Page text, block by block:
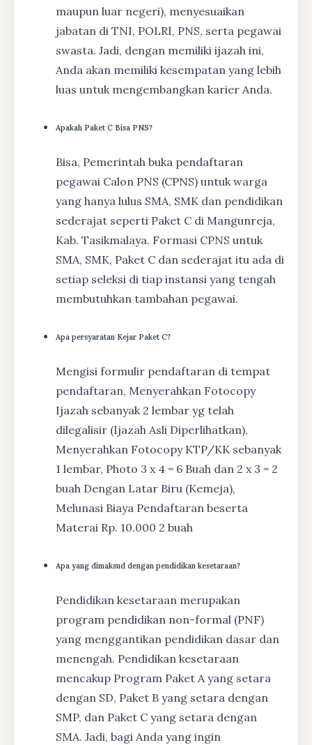
maupun luar negeri), menyesuaikan
jabatan di TNI, POLRI, PNS, serta pegawai
swasta. Jadi, dengan memiliki ijazah ini,
Anda akan memiliki kesempatan yang lebih
luas untuk mengembangkan karier Anda.
Apakah Paket C Bisa PNS?
Bisa, Pemerintah buka pendaftaran
pegawai Calon PNS (CPNS) untuk warga
yang hanya lulus SMA, SMK dan pendidikan
sederajat seperti Paket C di Mangunreja,
Kab. Tasikmalaya. Formasi CPNS untuk
SMA, SMK, Paket C dan sederajat itu ada di
setiap seleksi di tiap instansi yang tengah
membutuhkan tambahan pegawai.
Apa persyaratan Kejar Paket C?
Mengisi formulir pendaftaran di tempat
pendaftaran, Menyerahkan Fotocopy
Ijazah sebanyak 2 lembar yg telah
dilegalisir (Ijazah Asli Diperlihatkan),
Menyerahkan Fotocopy KTP/KK sebanyak
1 lembar, Photo 3 x 4 = 6 Buah dan 2 x 3 = 2
buah Dengan Latar Biru (Kemeja),
Melunasi Biaya Pendaftaran beserta
Materai Rp. 10.000 2 buah
Apa yang dimaksud dengan pendidikan kesetaraan?
Pendidikan kesetaraan merupakan
program pendidikan non-formal (PNF)
yang menggantikan pendidikan dasar dan
menengah. Pendidikan kesetaraan
mencakup Program Paket A yang setara
dengan SD, Paket B yang setara dengan
SMP, dan Paket C yang setara dengan
SMA. Jadi, bagi Anda yang ingin